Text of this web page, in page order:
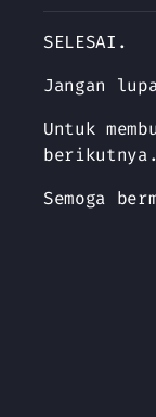
SELESAI.
Jangan
Untuk
Semoga